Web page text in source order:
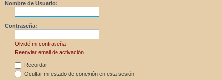
Nombre de Usuario:
Contraseña:
Olvidé mi contraseña
Reenviar email de activación
Recordar
Ocultar mi estado de conexión en esta sesión